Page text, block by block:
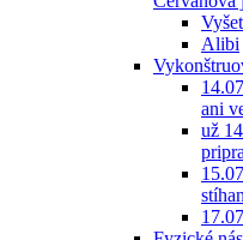
Alibi
ani
už